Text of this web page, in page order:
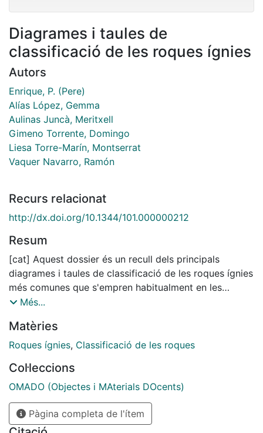
Diagrames i taules de
classificació de les roques í­gnies
Autors
Enrique, P. (Pere)
Alías López, Gemma
Aulinas Juncà, Meritxell
Gimeno Torrente, Domingo
Liesa Torre-Marín, Montserrat
Vaquer Navarro, Ramón
Recurs relacionat
http://dx.doi.org/10.1344/101.000000212
Resum
[cat] Aquest dossier és un recull dels principals
diagrames i taules de classificació de les roques ígnies
més comunes que s'empren habitualment en les
classes de petrologia endògena dels ensenyaments de
pretén ser una eina pràctica i útil per a tot el
professorat universitari i d'Ensenyament Secundari que
La classificació preliminar de les roques ígnies es basa
en la composició modal de la roca, entenent com a
composició modal el contingut mineral de la roca. Des
d'aquesta perspectiva, les classificacions més
utilitzades per a les roques plutòniques, volcàniques i
Més...
Matèries
Roques ígnies, Classificació de les roques
Col·leccions
OMADO (Objectes i MAterials DOcents)
Pàgina completa de l'ítem